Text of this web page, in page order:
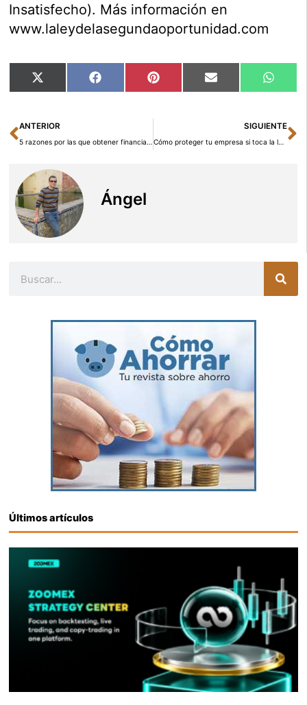
Insatisfecho). Más información en
www.laleydelasegundaoportunidad.com
Compartir
en
X
(Twitter)
Compartir
en
Facebook Compartir
en
Pinterest Compartir
en
Email
en
Ant
ANTERIOR
5 razones por las que obtener financiación no bancaria es la mejor opción para las Pymes
SIGUIENTE
Cómo proteger tu empresa si toca la lotería (y hay “fuga de empleados”)
Ángel
Últimos artículos